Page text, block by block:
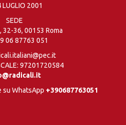
LUGLIO 2001
SEDE
32-36, 00153 Roma
06 87763 051
97201720584
su WhatsApp +390687763051